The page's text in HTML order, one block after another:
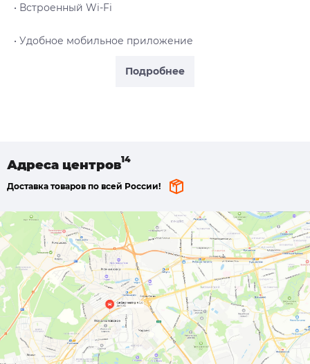
Подробнее
• Встроенный Wi-Fi
• Удобное мобильное приложение
Адреса центров
Доставка товаров по всей России!